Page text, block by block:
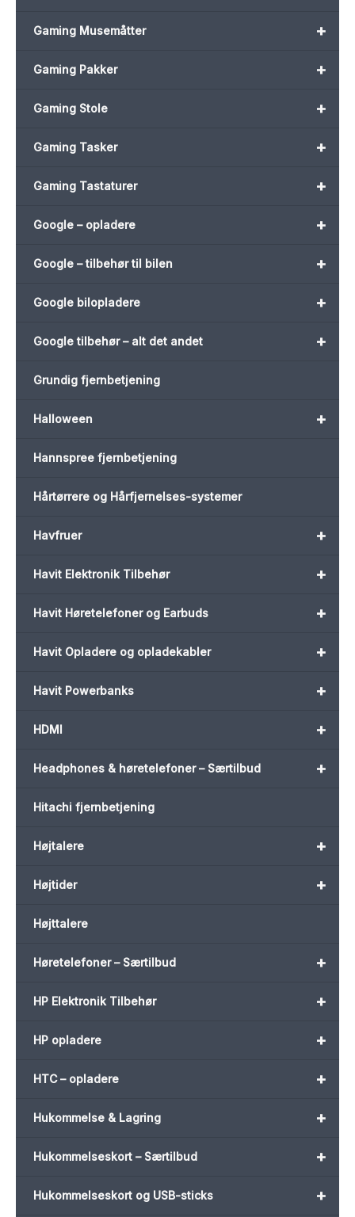
+
Gaming Musemåtter
+
Gaming Pakker
+
Gaming Stole
+
Gaming Tasker
+
Gaming Tastaturer
+
Google – opladere
+
Google – tilbehør til bilen
+
Google bilopladere
+
Google tilbehør – alt det andet
Grundig fjernbetjening
+
Halloween
Hannspree fjernbetjening
Hårtørrere og Hårfjernelses-systemer
+
Havfruer
+
Havit Elektronik Tilbehør
+
Havit Høretelefoner og Earbuds
+
Havit Opladere og opladekabler
+
Havit Powerbanks
+
HDMI
+
Headphones & høretelefoner – Særtilbud
Hitachi fjernbetjening
+
Højtalere
+
Højtider
Højttalere
+
Høretelefoner – Særtilbud
+
HP Elektronik Tilbehør
+
HP opladere
+
HTC – opladere
+
Hukommelse & Lagring
+
Hukommelseskort – Særtilbud
+
Hukommelseskort og USB-sticks